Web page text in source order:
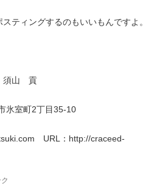
ティングするのもいいもんですよ。
須山 貢
氷室町2丁目35-10
URL：http://craceed-